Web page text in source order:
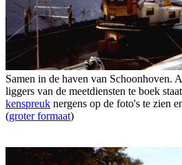
Samen in de haven van Schoonhoven.
liggers van de meetdiensten te boek
kenspreuk nergens op de foto's te zien
(groter formaat)